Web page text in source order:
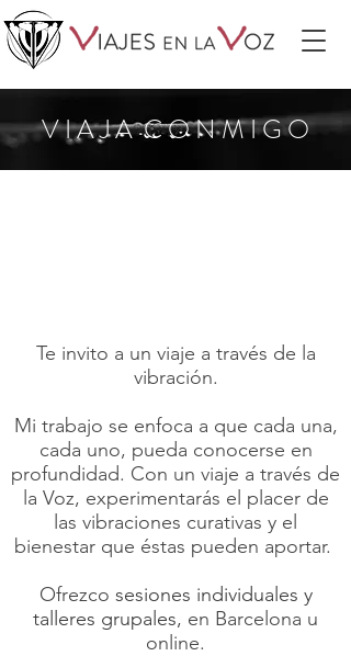
V I A J A C O N M I G O
Te invito a un viaje a través de la
vibración.
Mi trabajo se enfoca a que cada una,
cada uno, pueda conocerse en
profundidad. Con un viaje a través de
la Voz, experimentarás el placer de
las vibraciones curativas y el
bienestar que éstas pueden aportar.
Ofrezco sesiones individuales y
talleres grupales, en Barcelona u
online.